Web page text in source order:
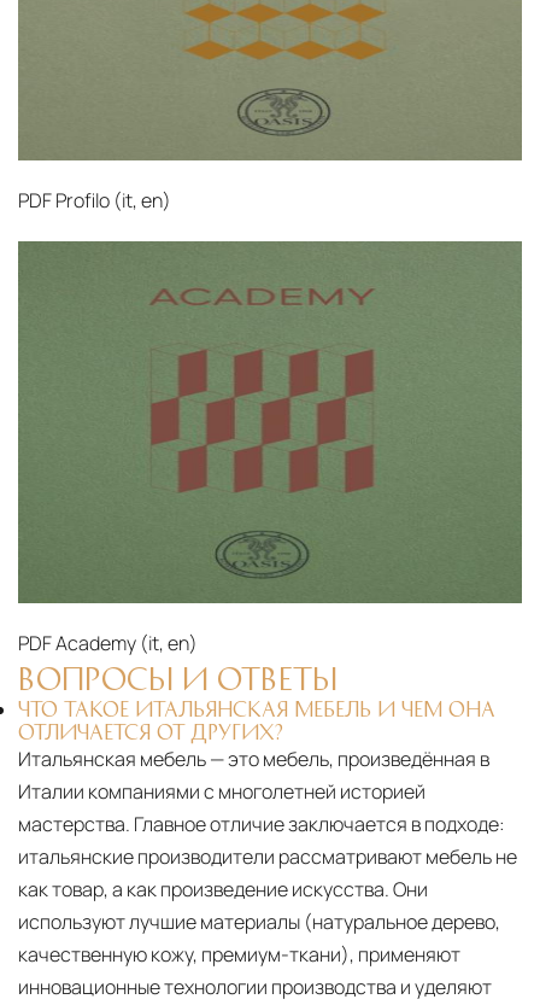
PDFProfilo (it, en)‎
PDFAcademy (it, en)‎
ВОПРОСЫ И ОТВЕТЫ
ЧТО ТАКОЕ ИТАЛЬЯНСКАЯ МЕБЕЛЬ И ЧЕМ ОНА
ОТЛИЧАЕТСЯ ОТ ДРУГИХ?
Итальянская мебель — это мебель, произведённая в
Италии компаниями с многолетней историей
мастерства. Главное отличие заключается в подходе:
итальянские производители рассматривают мебель не
как товар, а как произведение искусства. Они
используют лучшие материалы (натуральное дерево,
качественную кожу, премиум-ткани), применяют
инновационные технологии производства и уделяют